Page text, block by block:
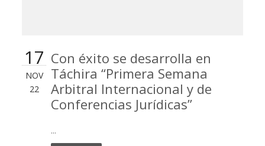
17
NOV
22
Con éxito se desarrolla en
Táchira “Primera Semana
Arbitral Internacional y de
Conferencias Jurídicas”
...